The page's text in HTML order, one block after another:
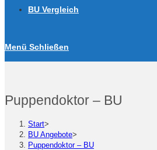
BU Vergleich
Menü Schließen
Puppendoktor – BU
Start>
BU Angebote>
Puppendoktor – BU